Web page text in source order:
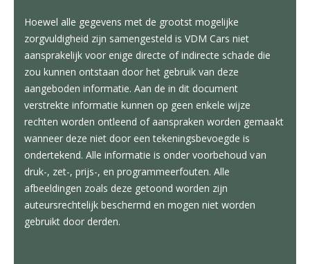
Hoewel alle gegevens met de grootst mogelijke
zorgvuldigheid zijn samengesteld is VDM Cars niet
aansprakelijk voor enige directe of indirecte schade die
zou kunnen ontstaan door het gebruik van deze
aangeboden informatie. Aan de in dit document
verstrekte informatie kunnen op geen enkele wijze
rechten worden ontleend of aanspraken worden gemaakt
wanneer deze niet door een tekeningsbevoegde is
ondertekend. Alle informatie is onder voorbehoud van
druk-, zet-, prijs-, en programmeerfouten. Alle
afbeeldingen zoals deze getoond worden zijn
auteursrechtelijk beschermd en mogen niet worden
gebruikt door derden.